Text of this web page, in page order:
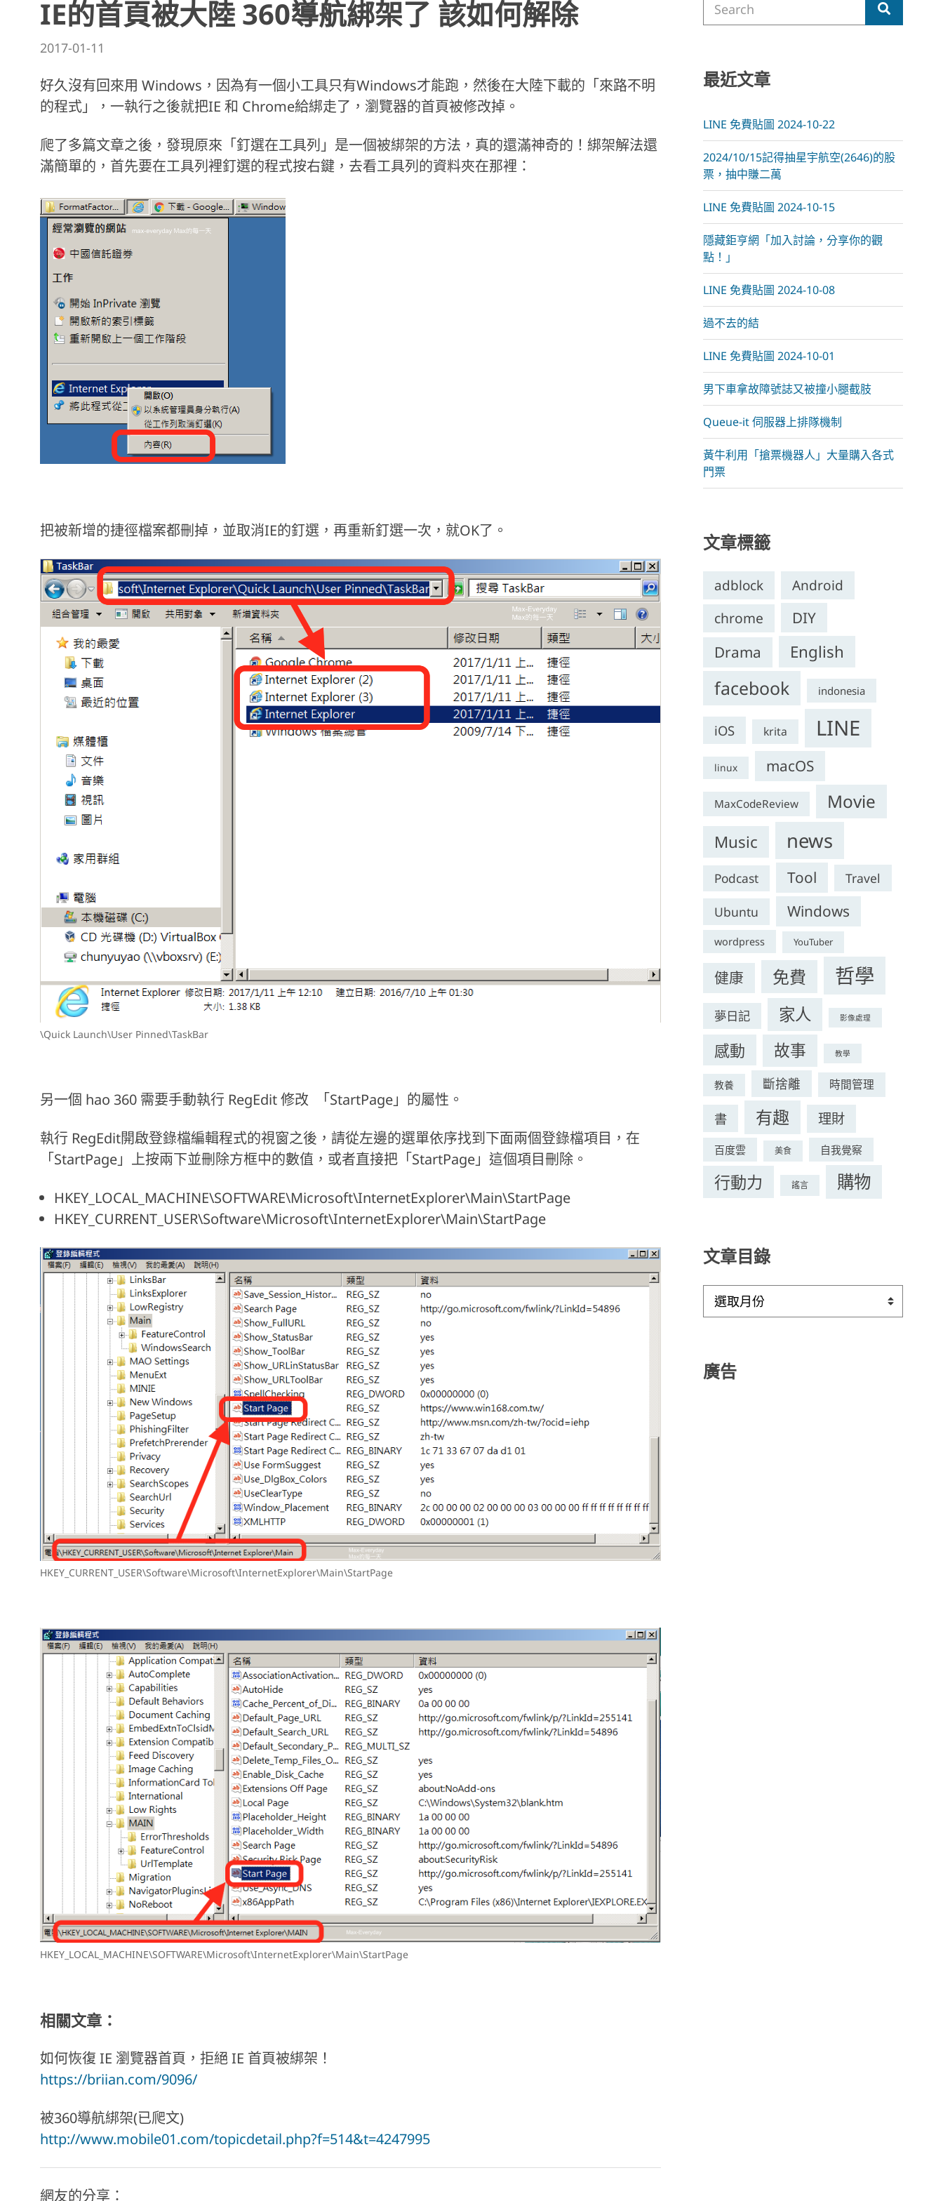
IE的首頁被大陸 360導航綁架了 該如何解除
2017-01-11
好久沒有回來用 Windows，因為有一個小工具只有Windows才能跑，然後在大陸下載的「來路不明
的程式」，一執行之後就把IE 和 Chrome給綁走了，瀏覽器的首頁被修改掉。
爬了多篇文章之後，發現原來「釘選在工具列」是一個被綁架的方法，真的還滿神奇的！綁架解法還
滿簡單的，首先要在工具列裡釘選的程式按右鍵，去看工具列的資料夾在那裡：
把被新增的捷徑檔案都刪掉，並取消IE的釘選，再重新釘選一次，就OK了。
\Quick Launch\User Pinned\TaskBar
另一個 hao 360 需要手動執行 RegEdit 修改 「StartPage」的屬性。
執行 RegEdit開啟登錄檔編輯程式的視窗之後，請從左邊的選單依序找到下面兩個登錄檔項目，在
「StartPage」上按兩下並刪除方框中的數值，或者直接把「StartPage」這個項目刪除。
HKEY_LOCAL_MACHINE\SOFTWARE\Microsoft\InternetExplorer\Main\StartPage
HKEY_CURRENT_USER\Software\Microsoft\InternetExplorer\Main\StartPage
HKEY_CURRENT_USER\Software\Microsoft\InternetExplorer\Main\StartPage
HKEY_LOCAL_MACHINE\SOFTWARE\Microsoft\InternetExplorer\Main\StartPage
相關文章：
如何恢復 IE 瀏覽器首頁，拒絕 IE 首頁被綁架！
https://briian.com/9096/
被360導航綁架(已爬文)
http://www.mobile01.com/topicdetail.php?f=514&t=4247995
網友的分享：
for:
最近文章
LINE 免費貼圖 2024-10-22
2024/10/15記得抽星宇航空(2646)的股
票，抽中賺二萬
LINE 免費貼圖 2024-10-15
隱藏鉅亨網「加入討論，分享你的觀
點！」
LINE 免費貼圖 2024-10-08
過不去的結
LINE 免費貼圖 2024-10-01
男下車拿故障號誌又被撞小腿截肢
Queue-it 伺服器上排隊機制
黃牛利用「搶票機器人」大量購入各式
門票
文章標籤
adblock Android
chrome
DIY
Drama
English
facebook indonesia
iOS krita LINE
linux macOS
MaxCodeReview Movie
Music news
Podcast Tool
Travel
Ubuntu
Windows
wordpress YouTuber
健康 免費 哲學
夢日記 家人 影像處理
感動 故事 教學
教養 斷捨離 時間管理
書 有趣 理財
百度雲 美食 自我覺察
行動力 謠言 購物
文章目錄
目
廣告